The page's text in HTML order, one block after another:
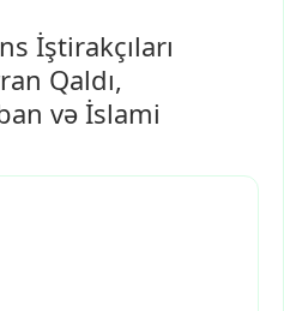
İştirakçıları
Qaldı,
və İslami